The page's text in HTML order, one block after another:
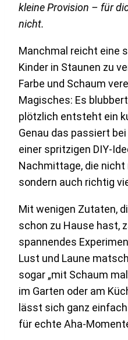
kleine Provision – für
nicht.
Manchmal reicht eine
Kinder in Staunen zu
Farbe und Schaum
Magisches: Es
plötzlich entsteht ein
Genau das passiert
einer spritzigen DIY-
Nachmittage, die
sondern auch richtig
Mit wenigen Zutaten,
schon zu Hause hast,
spannendes
Lust und Laune
sogar „mit Schaum
im Garten oder am
lässt sich ganz
für echte Aha-